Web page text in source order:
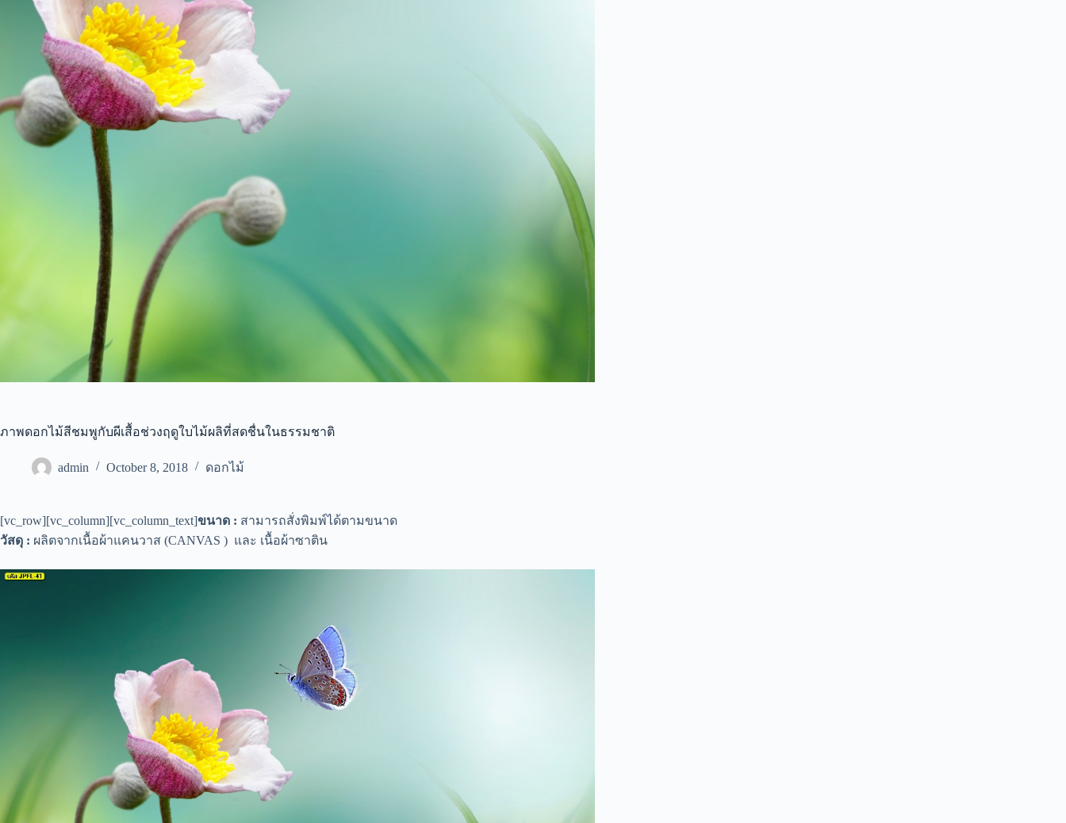
ภาพดอกไม้สีชมพูกับผีเสื้อช่วงฤดูใบไม้ผลิที่สดชื่นในธรรมชาติ
admin October 8, 2018 ดอกไม้
[vc_row][vc_column][vc_column_text]ขนาด : สามารถสั่งพิมพ์ได้ตามขนาด
วัสดุ : ผลิตจากเนื้อผ้าแคนวาส (CANVAS ) และ เนื้อผ้าซาติน